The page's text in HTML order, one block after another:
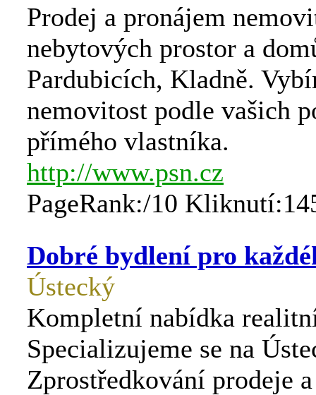
Prodej a pronájem
nebytových prostor a
Pardubicích, Kladně.
nemovitost podle vašich
přímého vlastníka.
http://www.psn.cz
PageRank:/10
Dobré bydlení pro
Ústecký
Kompletní nabídka
Specializujeme se na
Zprostředkování prodeje